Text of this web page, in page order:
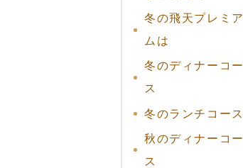
冬の飛天プレミア
ムは
冬のディナーコー
ス
冬のランチコース
秋のディナーコー
ス